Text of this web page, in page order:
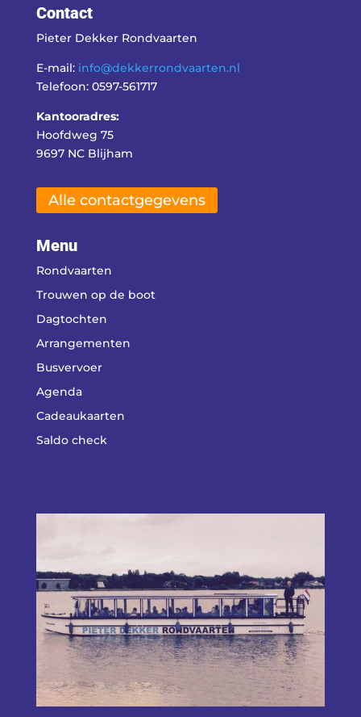
Contact
Pieter Dekker Rondvaarten
E-mail: info@dekkerrondvaarten.nl
Telefoon: 0597-561717
Kantooradres:
Hoofdweg 75
9697 NC Blijham
Alle contactgegevens
Menu
Rondvaarten
Trouwen op de boot
Dagtochten
Arrangementen
Busvervoer
Agenda
Cadeaukaarten
Saldo check